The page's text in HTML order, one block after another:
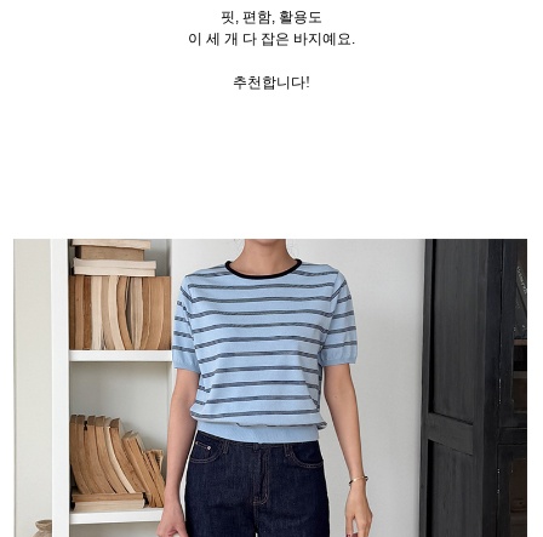
핏, 편함, 활용도
이 세 개 다 잡은 바지예요.
추천합니다!